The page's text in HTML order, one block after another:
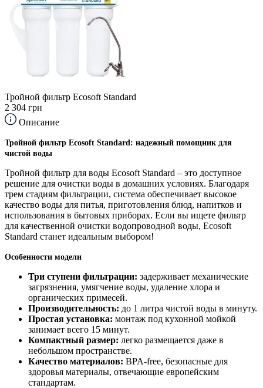
Тройной фильтр Ecosoft Standard
2 304 грн
Описание
Тройной фильтр Ecosoft Standard: надежный помощник для
чистой воды
Тройной фильтр для воды Ecosoft Standard – это доступное
решение для очистки воды в домашних условиях. Благодаря
трем стадиям фильтрации, система обеспечивает высокое
качество воды для питья, приготовления блюд, напитков и
использования в бытовых приборах. Если вы ищете фильтр
для качественной очистки водопроводной воды, Ecosoft
Standard станет идеальным выбором!
Особенности модели
Три ступени фильтрации: задерживает механические
загрязнения, умягчение воды, удаление хлора и
органических примесей.
Производительность: до 1 литра чистой воды в минуту.
Простая установка: монтаж под кухонной мойкой
занимает всего 15 минут.
Компактный размер: легко размещается даже в
небольшом пространстве.
Качество материалов: BPA-free, безопасные для
здоровья материалы, отвечающие европейским
стандартам.